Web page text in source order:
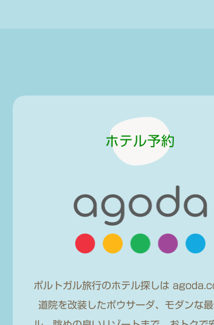
ホテル予約
ポルトガル旅行のホテル探しは
道院を改装したポウサーダ、モダンな